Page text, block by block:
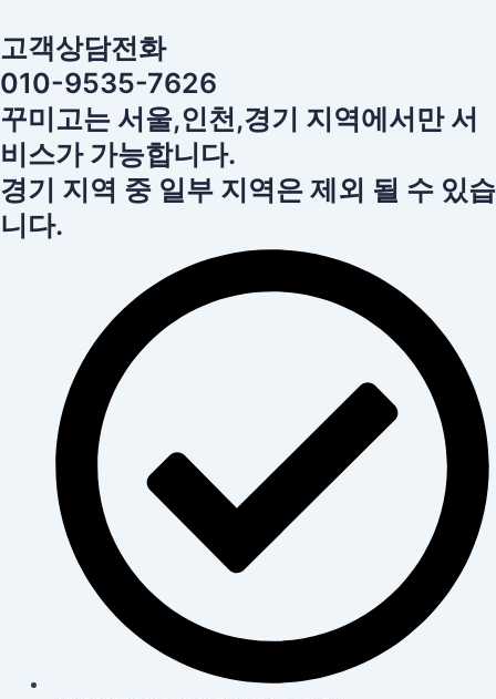
고객상담전화
010-9535-7626
꾸미고는 서울,인천,경기 지역에서만 서
비스가 가능합니다.
경기 지역 중 일부 지역은 제외 될 수 있습
니다.